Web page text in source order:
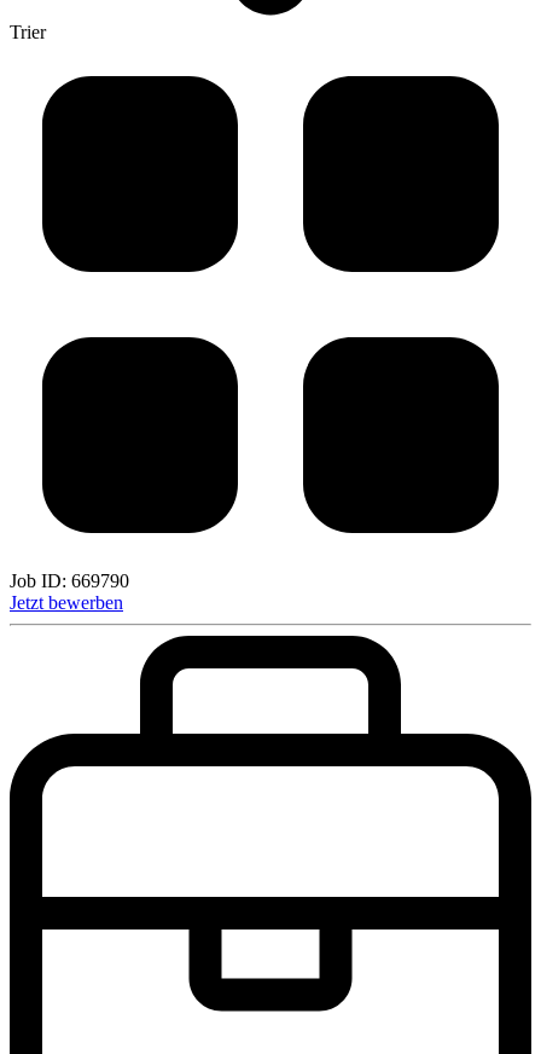
Trier
Job ID: 669790
Jetzt bewerben